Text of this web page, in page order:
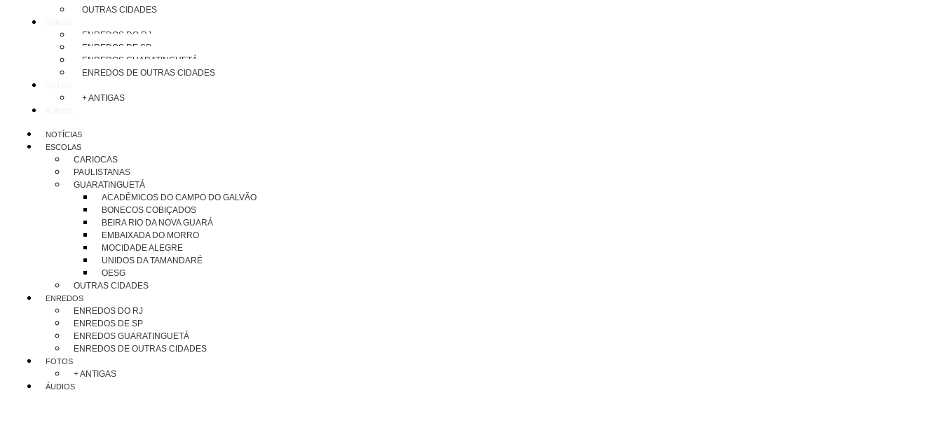
OUTRAS CIDADES
ENREDOS DO RJ
ENREDOS DE SP
ENREDOS GUARATINGUETÁ
ENREDOS DE OUTRAS CIDADES
+ ANTIGAS
NOTÍCIAS
ESCOLAS
CARIOCAS
PAULISTANAS
GUARATINGUETÁ
ACADÊMICOS DO CAMPO DO GALVÃO
BONECOS COBIÇADOS
BEIRA RIO DA NOVA GUARÁ
EMBAIXADA DO MORRO
MOCIDADE ALEGRE
UNIDOS DA TAMANDARÉ
OESG
OUTRAS CIDADES
ENREDOS
ENREDOS DO RJ
ENREDOS DE SP
ENREDOS GUARATINGUETÁ
ENREDOS DE OUTRAS CIDADES
FOTOS
+ ANTIGAS
ÁUDIOS